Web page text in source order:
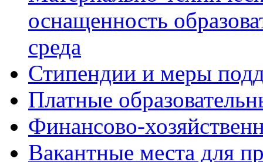
оснащенность
среда
Стипендии и меры
Платные
Финансово-
Вакантные места для